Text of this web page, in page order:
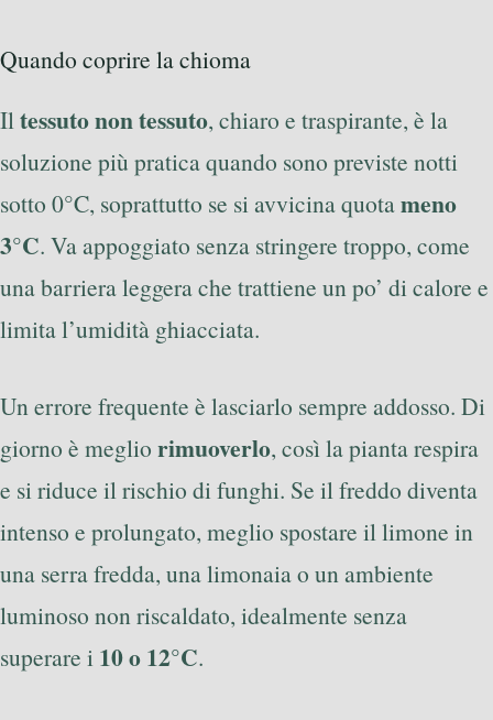
Quando coprire la chioma
Iltessuto non tessuto, chiaro e traspirante, è la
soluzione più pratica quando sono previste notti
sotto 0°C, soprattutto se si avvicina quotameno
3°C. Va appoggiato senza stringere troppo, come
una barriera leggera che trattiene un po’ di calore e
limita l’umidità ghiacciata.
Un errore frequente è lasciarlo sempre addosso. Di
giorno è meglio rimuoverlo, così la pianta respira
e si riduce il rischio di funghi. Se il freddo diventa
intenso e prolungato, meglio spostare il limone in
una serra fredda, una limonaia o un ambiente
luminoso non riscaldato, idealmente senza
superare i 10 o 12°C.